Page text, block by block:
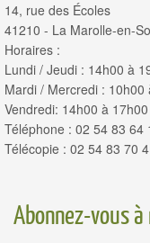
14, rue des Écoles
41210 - La Marolle-en-
Horaires :
Lundi / Jeudi : 14h00 à
Mardi / Mercredi : 10h00
Vendredi: 14h00 à 17h00
Téléphone : 02 54 83 64
Télécopie : 02 54 83 70
Abonnez-vous